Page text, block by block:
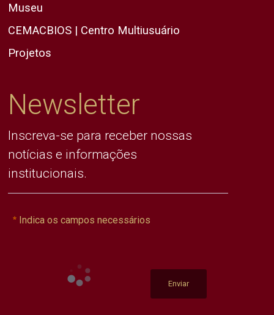
Museu
CEMACBIOS | Centro Multiusuário
Projetos
Newsletter
Inscreva-se para receber nossas
notícias e informações
institucionais.
Indica os campos necessários
Enviar